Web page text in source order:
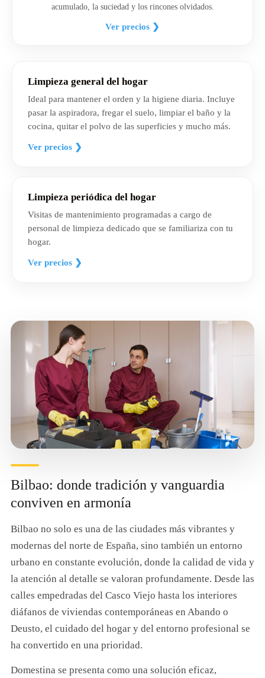
acumulado, la suciedad y los rincones olvidados.
Ver precios ❯
Limpieza general del hogar
Ideal para mantener el orden y la higiene diaria. Incluye
pasar la aspiradora, fregar el suelo, limpiar el baño y la
cocina, quitar el polvo de las superficies y mucho más.
Ver precios ❯
Limpieza periódica del hogar
Visitas de mantenimiento programadas a cargo de
personal de limpieza dedicado que se familiariza con tu
hogar.
Ver precios ❯
Bilbao: donde tradición y vanguardia
conviven en armonía
Bilbao no solo es una de las ciudades más vibrantes y
modernas del norte de España, sino también un entorno
urbano en constante evolución, donde la calidad de vida y
la atención al detalle se valoran profundamente. Desde las
calles empedradas del Casco Viejo hasta los interiores
diáfanos de viviendas contemporáneas en Abando o
Deusto, el cuidado del hogar y del entorno profesional se
ha convertido en una prioridad.
Domestina se presenta como una solución eficaz,